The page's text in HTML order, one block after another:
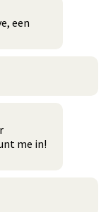
een
me in!